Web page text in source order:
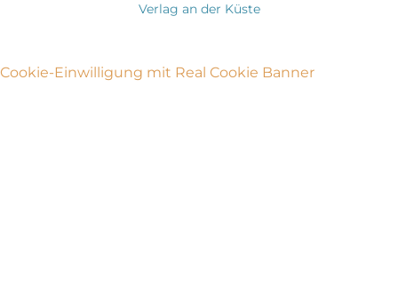
Verlag an der Küste
Cookie-Einwilligung mit Real Cookie Banner